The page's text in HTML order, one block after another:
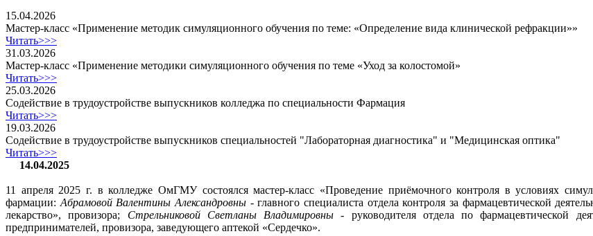
15.04.2026
Мастер-класс «Применение методик симуляционного обучения по теме: «Определение вида клинической рефракции»»
Читать>>>
31.03.2026
Мастер-класс «Применение методики симуляционного обучения по теме «Уход за колостомой»
Читать>>>
25.03.2026
Содействие в трудоустройстве выпускников колледжа по специальности Фармация
Читать>>>
19.03.2026
Содействие в трудоустройстве выпускников специальностей "Лабораторная диагностика" и "Медицинская оптика"
Читать>>>
14.04.2025
11 апреля 2025 г. в колледже ОмГМУ состоялся мастер-класс «Проведение приёмочного контроля в условиях
фармации: Абрамовой Валентины Александровны - главного специалиста отдела контроля за фармацевтической
лекарство», провизора; Стрельниковой Светланы Владимировны - руководителя отдела по фармацевтической
предпринимателей, провизора, заведующего аптекой «Сердечко».